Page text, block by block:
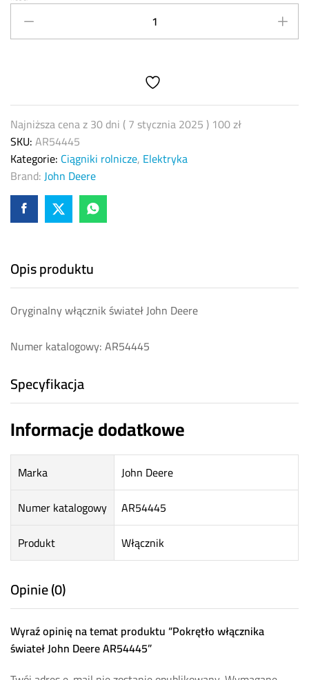
włącznika
świateł
quantity
Najniższa cena z 30 dni (7 stycznia 2025) 100zł
SKU:AR54445
Kategorie: Ciągniki rolnicze, Elektryka
Brand:John Deere
Opis produktu
Oryginalny włącznik świateł John Deere
Numer katalogowy: AR54445
Specyfikacja
Informacje dodatkowe
Marka
John Deere
Numer katalogowy
AR54445
Produkt
Włącznik
Opinie (0)
Wyraź opinię na temat produktu “Pokrętło włącznika
świateł John Deere AR54445”